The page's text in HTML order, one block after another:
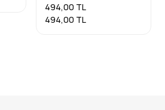
494,00 TL
494,00 TL